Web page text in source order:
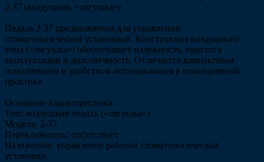
2-37 (воздушная, «лягушка»)
Педаль 2-37 предназначена для управления
стоматологической установкой. Конструкция воздушного
типа («лягушка») обеспечивает надежность, простоту
эксплуатации и долговечность. Отличается компактным
исполнением и удобством использования в повседневной
практике.
Основные характеристики:
Тип: воздушная педаль («лягушка»)
Модель: 2-37
Переключатель: отсутствует
Назначение: управление работой стоматологической
установки